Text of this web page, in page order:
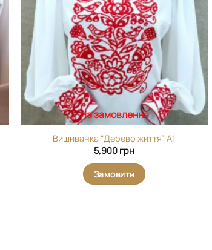
На замовлення
Вишиванка “Дерево життя” А1
5,900 грн
Замовити